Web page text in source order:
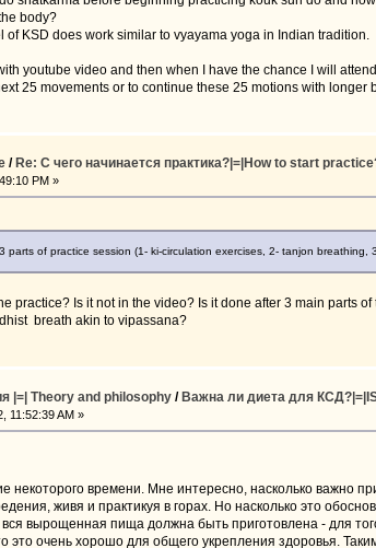
body?
of KSD does work similar to vyayama yoga in Indian tradition.
youtube video and then when I have the chance I will
25 movements or to continue these 25 motions with
/ Re: С чего начинается практика?|=|How to start
PM »
parts of practice session (1- ki-circulation exercises, 2- tanjon
practice? Is it not in the video? Is it done after 3 main parts
breath akin to vipassana?
|=| Theory and philosophy / Важна ли диета для
11:52:39 AM »
некоторого времени. Мне интересно, насколько важно
живя и практикуя в горах. Но насколько это
вся вырощенная пища должна быть приготовлена - для
это очень хорошо для общего укрепления здоровья.